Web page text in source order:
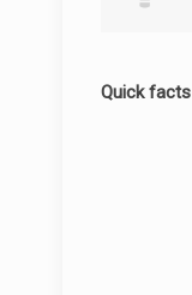
Quick facts